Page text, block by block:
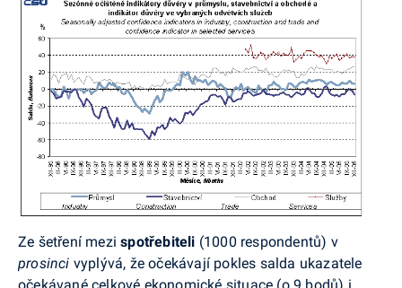
Ze šetření mezispotřebiteli (1000 respondentů) v
prosinci vyplývá, že očekávají pokles salda ukazatele
očekávané celkové ekonomické situace (o 9 bodů) i